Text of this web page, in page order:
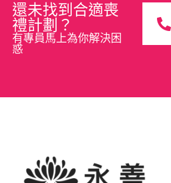
還未找到合適喪
禮計劃？
有專員馬上為你解決困
惑